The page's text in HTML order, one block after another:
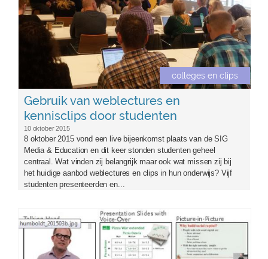
colleges en clips
Gebruik van weblectures en
kennisclips door studenten
10 oktober 2015
8 oktober 2015 vond een live bijeenkomst plaats van de SIG
Media & Education en dit keer stonden studenten geheel
centraal. Wat vinden zij belangrijk maar ook wat missen zij bij
het huidige aanbod weblectures en clips in hun onderwijs? Vijf
studenten presenteerden en...
front-onlinevideo.jpg